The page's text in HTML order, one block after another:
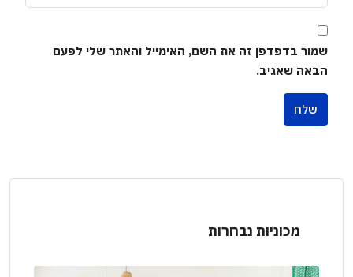
שמור בדפדפן זה את השם, האימייל והאתר שלי לפעם
הבאה שאגיב.
שלח
מכוניות נבחרות